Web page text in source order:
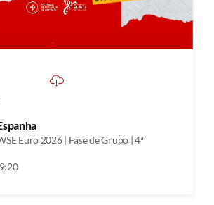
Euro 2026 | Fase de Grupo | 4ª